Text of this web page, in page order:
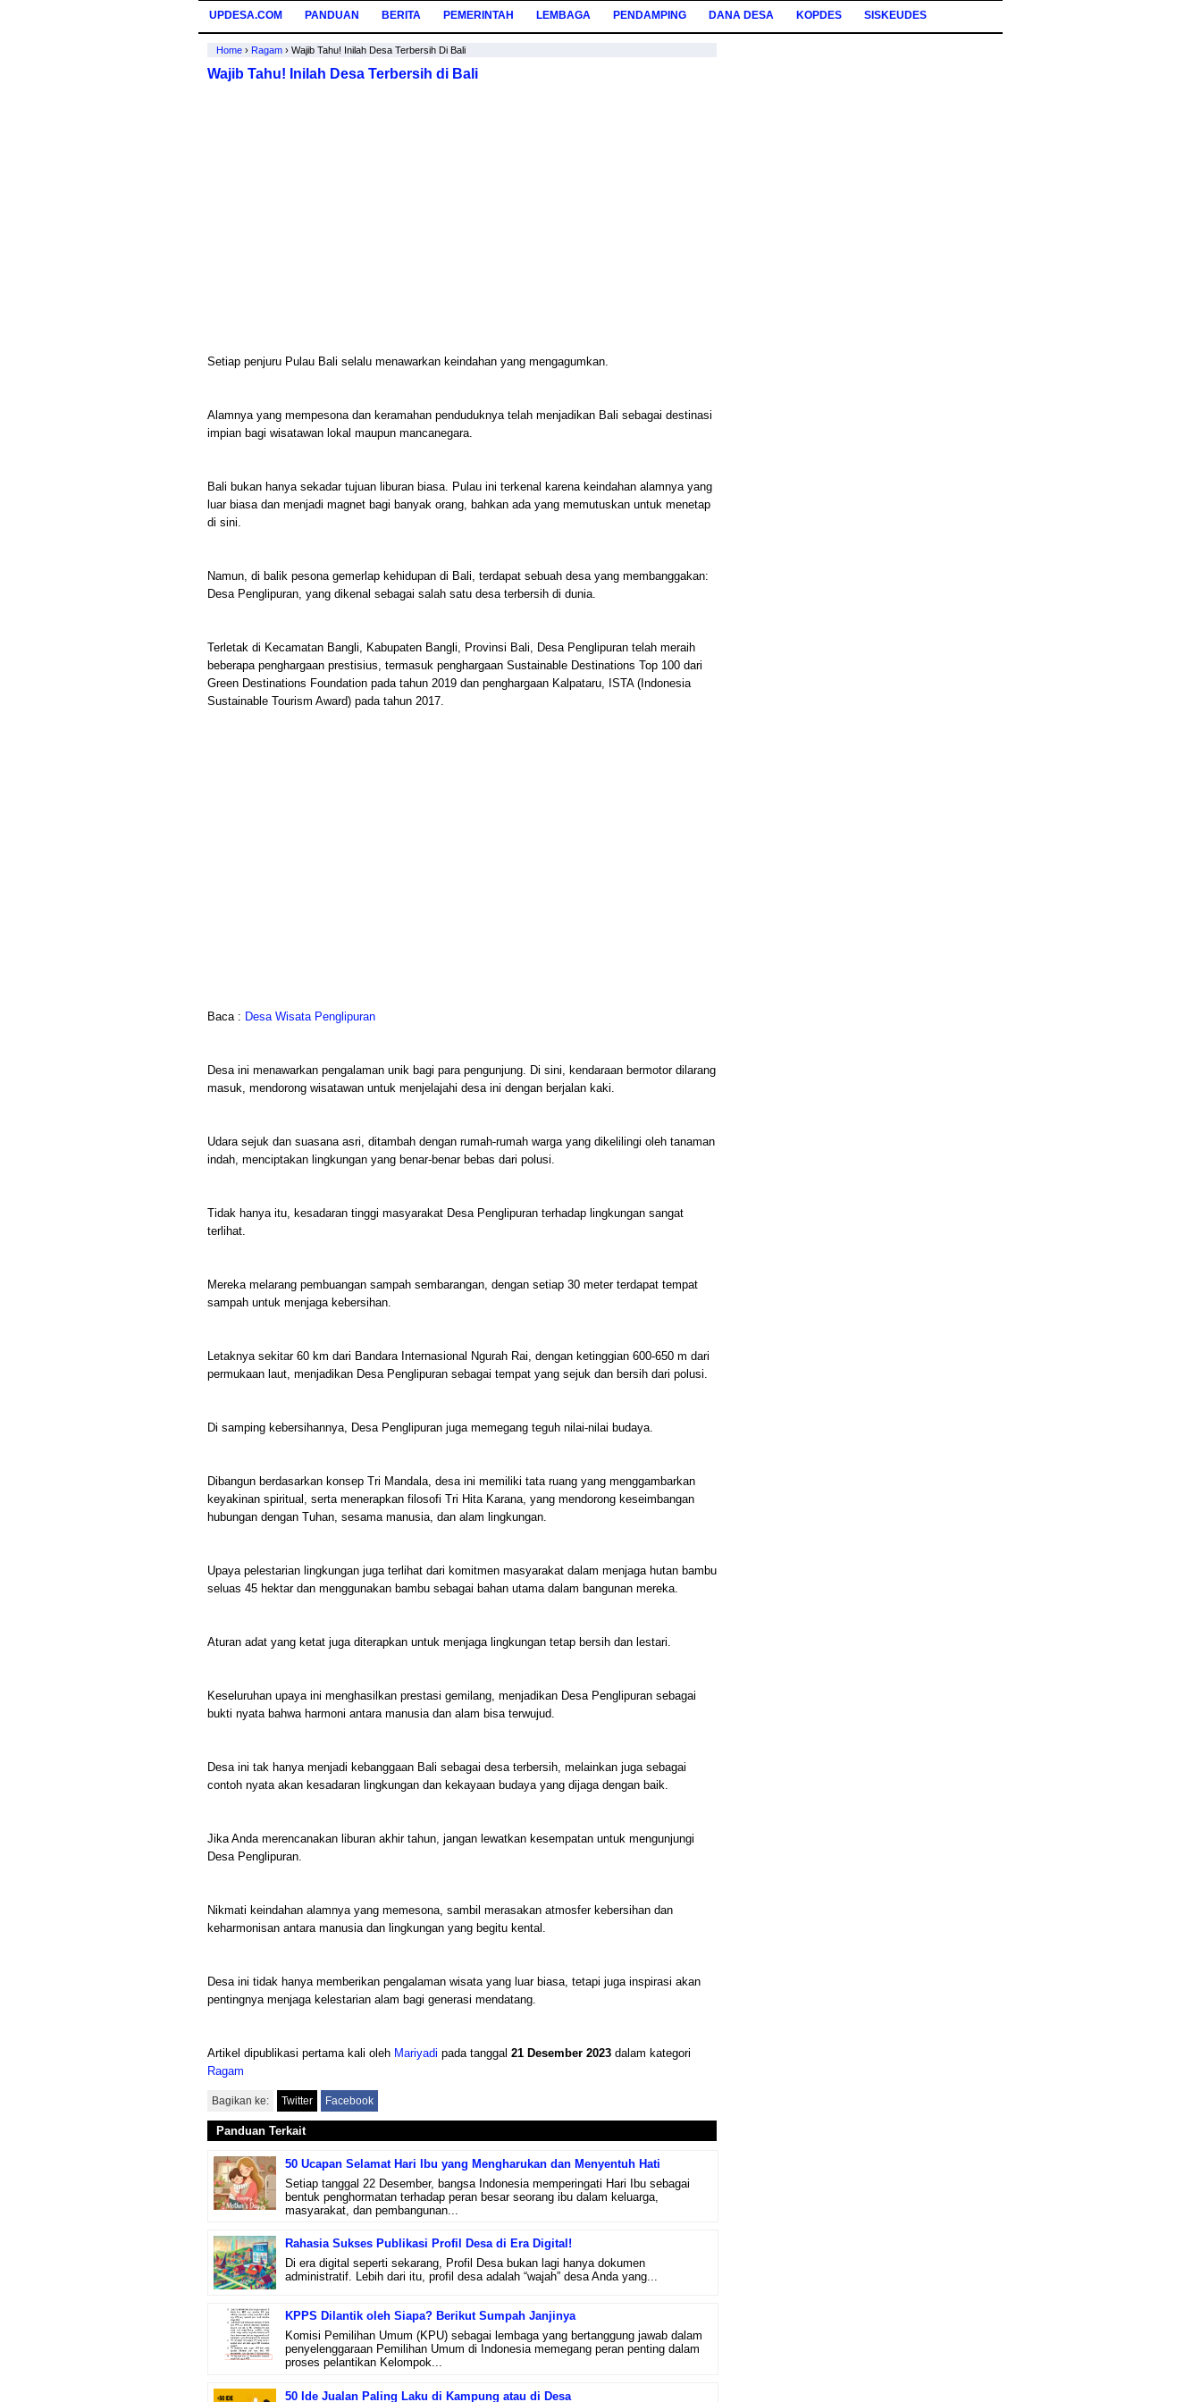
UPDESA.COM PANDUAN BERITA PEMERINTAH LEMBAGA PENDAMPING DANA DESA KOPDES SISKEUDES
Home › Ragam › Wajib Tahu! Inilah Desa Terbersih Di Bali
Wajib Tahu! Inilah Desa Terbersih di Bali
Setiap penjuru Pulau Bali selalu menawarkan keindahan yang mengagumkan.
Alamnya yang mempesona dan keramahan penduduknya telah menjadikan Bali sebagai destinasi
impian bagi wisatawan lokal maupun mancanegara.
Bali bukan hanya sekadar tujuan liburan biasa. Pulau ini terkenal karena keindahan alamnya yang
luar biasa dan menjadi magnet bagi banyak orang, bahkan ada yang memutuskan untuk menetap
di sini.
Namun, di balik pesona gemerlap kehidupan di Bali, terdapat sebuah desa yang membanggakan:
Desa Penglipuran, yang dikenal sebagai salah satu desa terbersih di dunia.
Terletak di Kecamatan Bangli, Kabupaten Bangli, Provinsi Bali, Desa Penglipuran telah meraih
beberapa penghargaan prestisius, termasuk penghargaan Sustainable Destinations Top 100 dari
Green Destinations Foundation pada tahun 2019 dan penghargaan Kalpataru, ISTA (Indonesia
Sustainable Tourism Award) pada tahun 2017.
Baca : Desa Wisata Penglipuran
Desa ini menawarkan pengalaman unik bagi para pengunjung. Di sini, kendaraan bermotor dilarang
masuk, mendorong wisatawan untuk menjelajahi desa ini dengan berjalan kaki.
Udara sejuk dan suasana asri, ditambah dengan rumah-rumah warga yang dikelilingi oleh tanaman
indah, menciptakan lingkungan yang benar-benar bebas dari polusi.
Tidak hanya itu, kesadaran tinggi masyarakat Desa Penglipuran terhadap lingkungan sangat
terlihat.
Mereka melarang pembuangan sampah sembarangan, dengan setiap 30 meter terdapat tempat
sampah untuk menjaga kebersihan.
Letaknya sekitar 60 km dari Bandara Internasional Ngurah Rai, dengan ketinggian 600-650 m dari
permukaan laut, menjadikan Desa Penglipuran sebagai tempat yang sejuk dan bersih dari polusi.
Di samping kebersihannya, Desa Penglipuran juga memegang teguh nilai-nilai budaya.
Dibangun berdasarkan konsep Tri Mandala, desa ini memiliki tata ruang yang menggambarkan
keyakinan spiritual, serta menerapkan filosofi Tri Hita Karana, yang mendorong keseimbangan
hubungan dengan Tuhan, sesama manusia, dan alam lingkungan.
Upaya pelestarian lingkungan juga terlihat dari komitmen masyarakat dalam menjaga hutan bambu
seluas 45 hektar dan menggunakan bambu sebagai bahan utama dalam bangunan mereka.
Aturan adat yang ketat juga diterapkan untuk menjaga lingkungan tetap bersih dan lestari.
Keseluruhan upaya ini menghasilkan prestasi gemilang, menjadikan Desa Penglipuran sebagai
bukti nyata bahwa harmoni antara manusia dan alam bisa terwujud.
Desa ini tak hanya menjadi kebanggaan Bali sebagai desa terbersih, melainkan juga sebagai
contoh nyata akan kesadaran lingkungan dan kekayaan budaya yang dijaga dengan baik.
Jika Anda merencanakan liburan akhir tahun, jangan lewatkan kesempatan untuk mengunjungi
Desa Penglipuran.
Nikmati keindahan alamnya yang memesona, sambil merasakan atmosfer kebersihan dan
keharmonisan antara manusia dan lingkungan yang begitu kental.
Desa ini tidak hanya memberikan pengalaman wisata yang luar biasa, tetapi juga inspirasi akan
pentingnya menjaga kelestarian alam bagi generasi mendatang.
Artikel dipublikasi pertama kali oleh Mariyadi pada tanggal 21 Desember 2023 dalam kategori
Ragam
Bagikan ke: Twitter Facebook
Panduan Terkait
50 Ucapan Selamat Hari Ibu yang Mengharukan dan Menyentuh Hati
Setiap tanggal 22 Desember, bangsa Indonesia memperingati Hari Ibu sebagai
bentuk penghormatan terhadap peran besar seorang ibu dalam keluarga,
masyarakat, dan pembangunan...
Rahasia Sukses Publikasi Profil Desa di Era Digital!
Di era digital seperti sekarang, Profil Desa bukan lagi hanya dokumen
administratif. Lebih dari itu, profil desa adalah “wajah” desa Anda yang...
KPPS Dilantik oleh Siapa? Berikut Sumpah Janjinya
Komisi Pemilihan Umum (KPU) sebagai lembaga yang bertanggung jawab dalam
penyelenggaraan Pemilihan Umum di Indonesia memegang peran penting dalam
proses pelantikan Kelompok...
50 Ide Jualan Paling Laku di Kampung atau di Desa